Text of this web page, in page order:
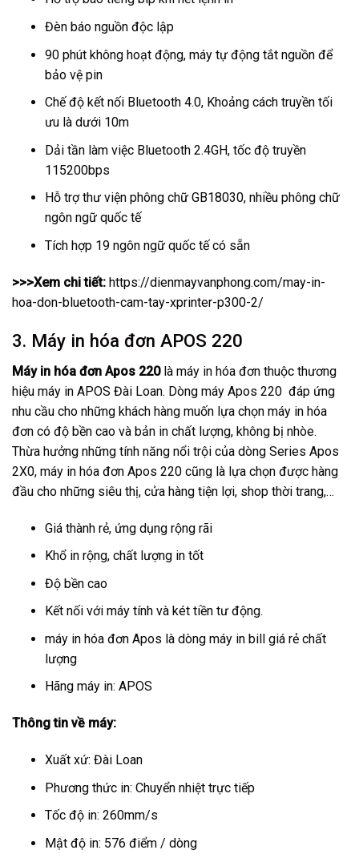
Đèn báo nguồn độc lập
90 phút không hoạt động, máy tự động tắt nguồn để
bảo vệ pin
Chế độ kết nối Bluetooth 4.0, Khoảng cách truyền tối
ưu là dưới 10m
Dải tần làm việc Bluetooth 2.4GH, tốc độ truyền
115200bps
Hỗ trợ thư viện phông chữ GB18030, nhiều phông chữ
ngôn ngữ quốc tế
Tích hợp 19 ngôn ngữ quốc tế có sẵn
>>>Xem chi tiết: https://dienmayvanphong.com/may-in-
hoa-don-bluetooth-cam-tay-xprinter-p300-2/
3. Máy in hóa đơn APOS 220
Máy in hóa đơn Apos 220 là máy in hóa đơn thuộc thương
hiệu máy in APOS Đài Loan. Dòng máy Apos 220 đáp ứng
nhu cầu cho những khách hàng muốn lựa chọn máy in hóa
đơn có độ bền cao và bản in chất lượng, không bị nhòe.
Thừa hưởng những tính năng nổi trội của dòng Series Apos
2X0, máy in hóa đơn Apos 220 cũng là lựa chọn được hàng
đầu cho những siêu thị, cửa hàng tiện lợi, shop thời trang,…
Giá thành rẻ, ứng dụng rộng rãi
Khổ in rộng, chất lượng in tốt
Độ bền cao
Kết nối với máy tính và két tiền tư động.
máy in hóa đơn Apos là dòng máy in bill giá rẻ chất
lượng
Hãng máy in: APOS
Thông tin về máy:
Xuất xứ: Đài Loan
Phương thức in: Chuyển nhiệt trực tiếp
Tốc độ in: 260mm/s
Mật độ in: 576 điểm / dòng